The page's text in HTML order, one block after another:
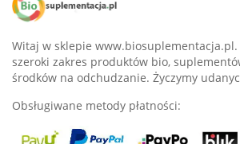
Witaj w sklepie
szeroki zakres produktów bio,
środków na odchudzanie. Życzymy
Obsługiwane metody płatności: